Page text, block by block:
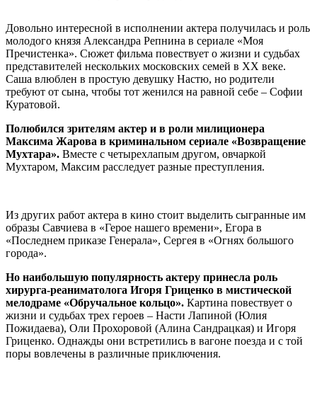
Довольно интересной в исполнении актера получилась и роль
молодого князя Александра Репнина в сериале «Моя
Пречистенка». Сюжет фильма повествует о жизни и судьбах
представителей нескольких московских семей в ХХ веке.
Саша влюблен в простую девушку Настю, но родители
требуют от сына, чтобы тот женился на равной себе – Софии
Куратовой.
Полюбился зрителям актер и в роли милиционера
Максима Жарова в криминальном сериале «Возвращение
Мухтара». Вместе с четырехлапым другом, овчаркой
Мухтаром, Максим расследует разные преступления.
Из других работ актера в кино стоит выделить сыгранные им
образы Савчиева в «Герое нашего времени», Егора в
«Последнем приказе Генерала», Сергея в «Огнях большого
города».
Но наибольшую популярность актеру принесла роль
хирурга-реаниматолога Игоря Гриценко в мистической
мелодраме «Обручальное кольцо». Картина повествует о
жизни и судьбах трех героев – Насти Лапиной (Юлия
Пожидаева), Оли Прохоровой (Алина Сандрацкая) и Игоря
Гриценко. Однажды они встретились в вагоне поезда и с той
поры вовлечены в различные приключения.